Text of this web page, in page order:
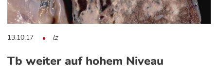
13.10.17 lz
Tb weiter auf hohem Niveau